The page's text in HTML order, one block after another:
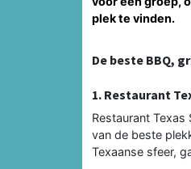
plek te vinden.
De beste BBQ,
1. Restaurant
Restaurant Texas
van de beste
Texaanse sfeer,